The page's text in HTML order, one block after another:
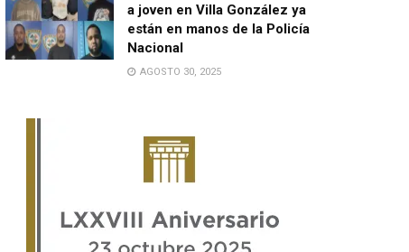
a joven en Villa González ya
están en manos de la Policía
Nacional
AGOSTO 30, 2025